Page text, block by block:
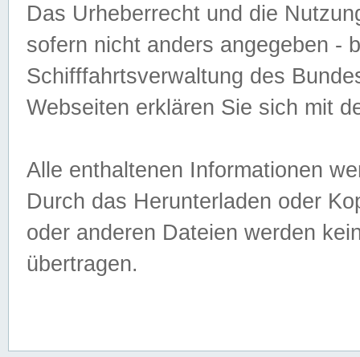
Das Urheberrecht und die
sofern nicht anders angegeben -
Schifffahrtsverwaltung des
Webseiten erklären Sie sich mit
Alle enthaltenen Informationen
Durch das Herunterladen oder
oder anderen Dateien werden
übertragen.